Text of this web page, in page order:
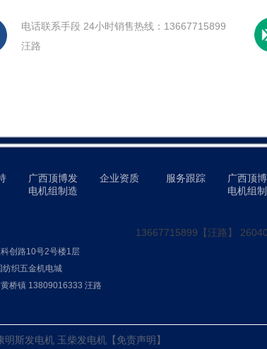
电话联系手段 24小时销售热线：13667715899
汪路
广西顶博发
电机组制造
企业资质 服务跟踪
广西顶
电机组
13667715899【汪路】
创路10号2号楼1层
纺织五金机电城
桥镇 13809016333 汪路
明斯发电机 玉柴发电机 【免责声明】